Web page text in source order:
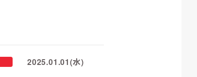
2025.01.01(水)